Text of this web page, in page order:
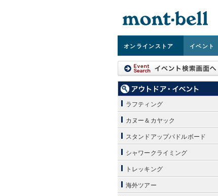
オンラインストア イベント
ラフティング
カヌー＆カヤック
スタンドアップパドルボード
シャワークライミング
トレッキング
海外ツアー